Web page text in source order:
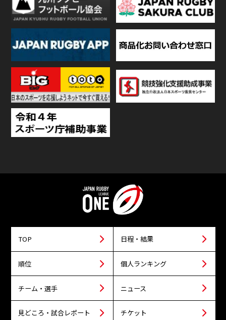
TOP 日程・結果
順位 個人ランキング
チーム・選手 ニュース
見どころ・試合レポート チケット